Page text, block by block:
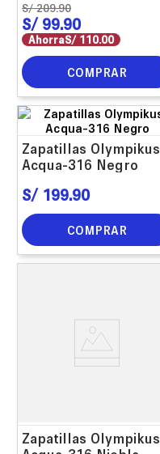
S/ 209.90
S/ 99.90
AhorraS/ 110.00
COMPRAR
Zapatillas Olympikus
Acqua-316 Negro
S/ 199.90
COMPRAR
Zapatillas Olympikus